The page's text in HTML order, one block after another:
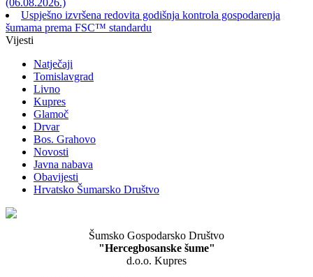
Uspješno izvršena redovita godišnja kontrola gospodarenja
šumama prema FSC™ standardu
Vijesti
Natječaji
Tomislavgrad
Livno
Kupres
Glamoč
Drvar
Bos. Grahovo
Novosti
Javna nabava
Obavijesti
Hrvatsko Šumarsko Društvo
Šumsko Gospodarsko Društvo
"Hercegbosanske šume"
d.o.o. Kupres